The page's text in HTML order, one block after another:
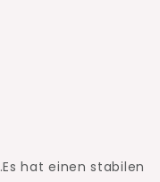
hat einen stabilen